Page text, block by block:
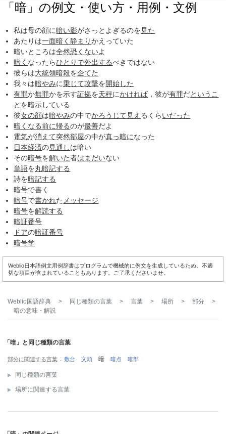
「暗」の例文・使い方・用例・文例
私は母の顔に暗い影がさっとよぎるのを 見た
あたりは一面暗く静まりかえっていた
暗いところは全然恐くないよ
暗く なったらひとりで外出するべきではない
彼らは大統領暗殺を企てた
我々は暗やみに乗じて攻撃を開始した
有罪か無罪かを示す証拠を天秤にかければ ，彼が有罪だというこ
と を暗示している
彼女の顔は暗やみの中でかろうじて 見え るくらいだった
暗くなる前に帰るのが最善だよ
電気が消えて突然部屋の中が真っ暗になった
日本経済の見通しは暗い
その暗号を解いた者はまだいない
単語を丸暗記する
詩を暗記する
暗号で書く
暗号で書かれた メッセージ
暗号を解読する
暗証番号
ドアの暗証番号
暗号学
Weblio日本語例文用例辞書はプログラムで機械的に例文を生成しているため、不適
切な項目が含まれていることもあります。ご了承くださいませ。
Weblio国語辞典 > 同じ種類の言葉 > 言葉 > 場所 > 部分
>
暗の意味・解説
「暗」と同じ種類の言葉
部分に関連する言葉 敷台 文頭 暗 暗点 暗部
同じ種類の言葉
場所に関連する言葉